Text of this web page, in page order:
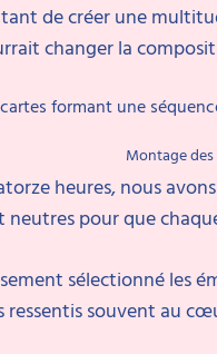
de créer une
changer la
Montage
heures, nous
pour que
sélectionné les
ressentis souvent au